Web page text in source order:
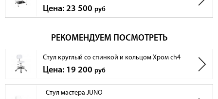
Цена: 23 500 руб
РЕКОМЕНДУЕМ ПОСМОТРЕТЬ
Стул круглый со спинкой и кольцом Хром ch4
Цена: 19 200 руб
Стул мастера JUNO